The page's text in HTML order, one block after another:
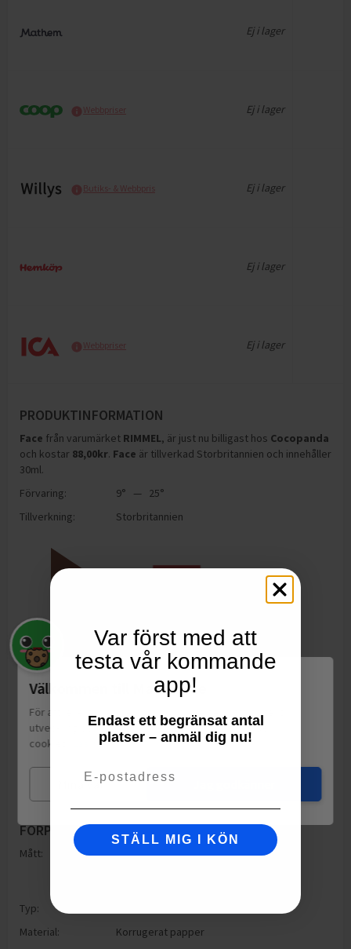
Ej i lager
Webbpriser Ej i lager
Butiks- & Webbpris Ej i lager
Ej i lager
Webbpriser Ej i lager
PRODUKTINFORMATION
Face från varumärket RIMMEL, är just nu billigast hos Cocopanda
och kostar 88,00kr. Face är tillverkad Storbritannien och innehåller
30ml.
Förvaring:
9° — 25°
Tillverkning:
Storbritannien
FÖRPACKNING
Mått:
Höjd: 107mm
Typ:
Material:
Korrugerat papper
Välkommen till Matspar.se
För att leverera en personlig upplevelse, mäta sajtens
utveckling och ha sociala medier-koppling använder vi
cookies.
Läs mer
Mina val
Var först med att
testa vår kommande
app!
Endast ett begränsat antal
platser – anmäl dig nu!
STÄLL MIG I KÖN